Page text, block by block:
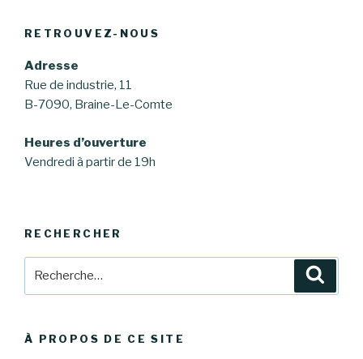
RETROUVEZ-NOUS
Adresse
Rue de industrie, 11
B-7090, Braine-Le-Comte
Heures d’ouverture
Vendredi à partir de 19h
RECHERCHER
À PROPOS DE CE SITE